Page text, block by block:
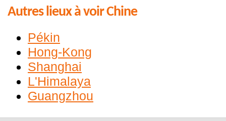
Autres lieux à voir Chine
Pékin
Hong-Kong
Shanghai
L'Himalaya
Guangzhou